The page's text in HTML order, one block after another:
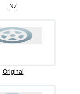
NZ
Original